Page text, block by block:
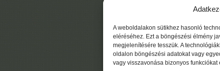
A weboldalakon sütikhez hasonló
eléréséhez. Ezt a böngészési élmény
megjelenítésére tesszük. A
oldalon böngészési adatokat vagy
vagy visszavonása bizonyos